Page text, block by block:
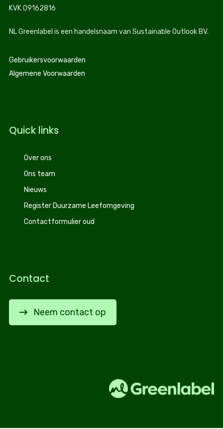
KVK 09162816
NL Greenlabel is een handelsnaam van Sustainable Outlook BV.
Gebruikersvoorwaarden
Algemene Voorwaarden
Quick links
Over ons
Ons team
Nieuws
Register Duurzame Leefomgeving
Contactformulier oud
Contact
Neem contact op